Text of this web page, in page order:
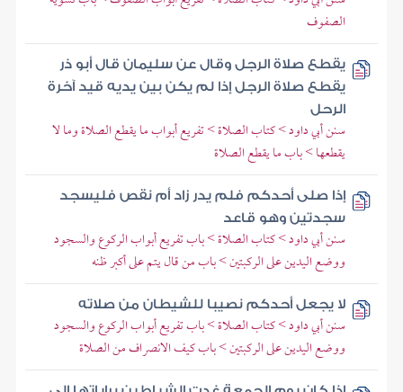
الصفوف
يقطع صلاة الرجل وقال عن سليمان قال أبو ذر
يقطع صلاة الرجل إذا لم يكن بين يديه قيد آخرة
الرحل
سنن أبي داود > كتاب الصلاة > تفريع أبواب ما يقطع الصلاة وما لا
يقطعها > باب ما يقطع الصلاة
إذا صلى أحدكم فلم يدر زاد أم نقص فليسجد
سجدتين وهو قاعد
سنن أبي داود > كتاب الصلاة > باب تفريع أبواب الركوع والسجود
ووضع اليدين على الركبتين > باب من قال يتم على أكبر ظنه
لا يجعل أحدكم نصيبا للشيطان من صلاته
سنن أبي داود > كتاب الصلاة > باب تفريع أبواب الركوع والسجود
ووضع اليدين على الركبتين > باب كيف الانصراف من الصلاة